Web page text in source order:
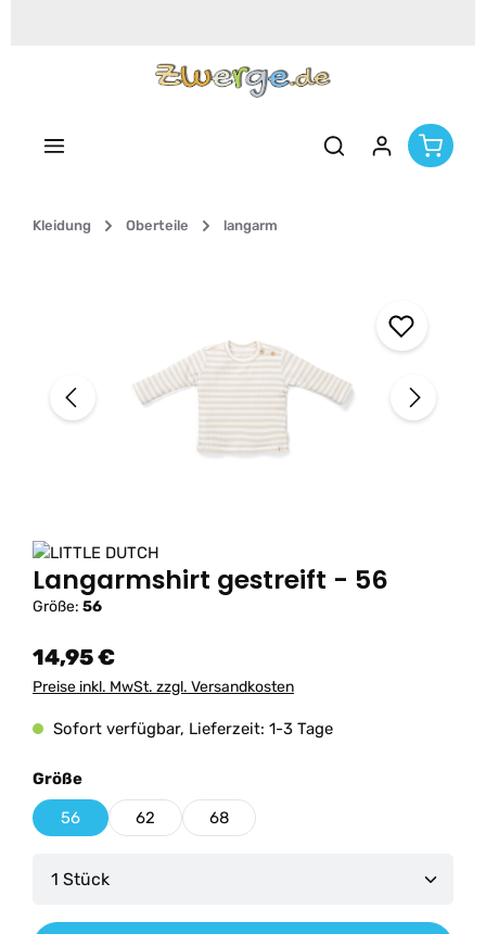
Kleidung Oberteile langarm
Langarmshirt gestreift - 56
Größe: 56
14,95 €
Preise inkl. MwSt. zzgl. Versandkosten
Sofort verfügbar, Lieferzeit: 1-3 Tage
Größeauswählen
56 62 68
Produkt Anzahl: Gib den gewünschten Wert